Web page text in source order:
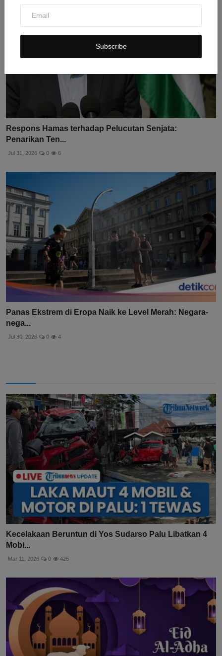
Subscribe
Respons Hamas terhadap Pelucutan Senjata:
Penarikan Ten...
Jul 31, 2026 0 6
Panas Ekstrem di Eropa Naik ke Level Merah: Negara-
nega...
Jul 30, 2026 0 4
Kecelakaan Beruntun di Yos Sudarso Palu Libatkan 4
Mobi...
Mar 11, 2026 0 425